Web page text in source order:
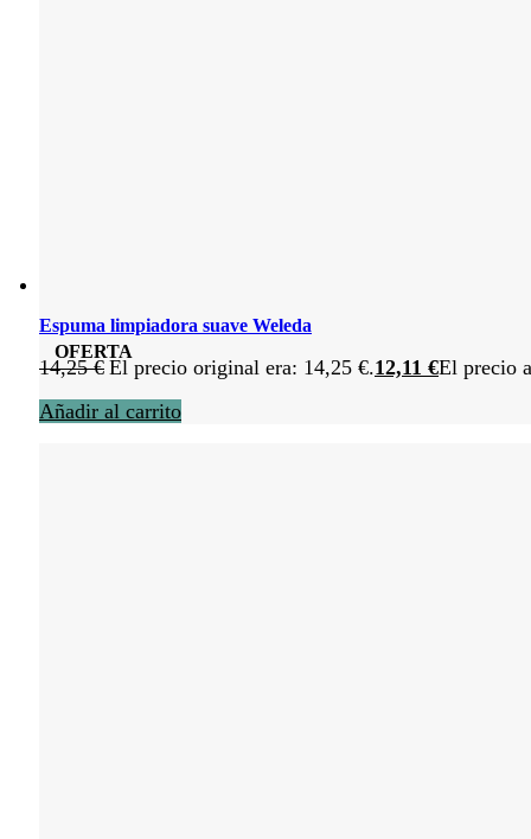
OFERTA
Espuma limpiadora suave Weleda
14,25€ El precio original era: 14,25 €.12,11 €El precio
Añadir al carrito